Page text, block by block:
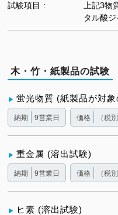
試験項目
上記3物
タル酸
木・竹・紙製品の試験
蛍光物質 (紙製品が対
納期 9営業日 価格 （税
重金属 (溶出試験)
納期 9営業日 価格 （税
ヒ素 (溶出試験)